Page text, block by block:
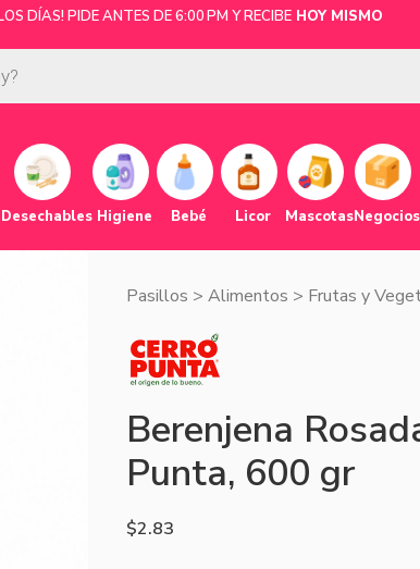
DÍAS! PIDE ANTES DE 6:00 PM Y RECIBE HOY MISMO
Desechables Higiene Bebé Licor MascotasNegocios
Pasillos > Alimentos > Frutas y
Berenjena
Punta, 600 gr
$2.83